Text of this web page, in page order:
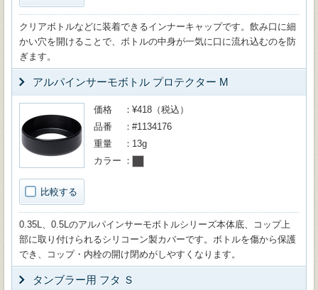
クリアボトルなどに装着できるインナーキャップです。飲み口に細
かい穴を開けることで、ボトルの中身が一気に口に流れ込むのを防
ぎます。
アルパインサーモボトル プロテクター M
比較する
価格
¥418（税込）
品番
#1134176
重量
13g
カラー
0.35L、0.5Lのアルパインサーモボトルシリーズ本体底、コップ上
部に取り付けられるシリコーン製カバーです。ボトルを傷から保護
でき、コップ・内栓の開け閉めがしやすくなります。
タンブラー用 フタ Ｓ